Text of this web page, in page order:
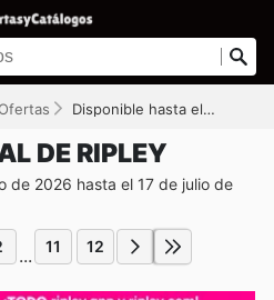
Disponible hasta el 17-07-2026
DE RIPLEY
de 2026 hasta el 17 de julio de
... 11 12